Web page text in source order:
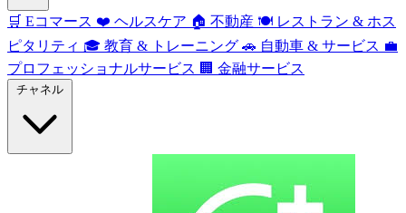
🛒 Eコマース ❤️ ヘルスケア 🏠 不動産 🍽️ レストラン & ホス
ピタリティ 🎓 教育 & トレーニング 🚗 自動車 & サービス 💼
プロフェッショナルサービス 🏢 金融サービス